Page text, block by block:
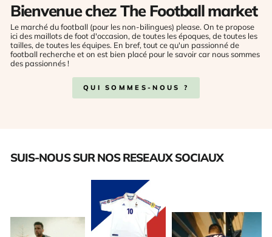
Bienvenue chez The Football market
Le marché du football (pour les non-bilingues) please. On te propose
ici des maillots de foot d'occasion, de toutes les époques, de toutes les
tailles, de toutes les équipes. En bref, tout ce qu'un passionné de
football recherche et on est bien placé pour le savoir car nous sommes
des passionnés !
QUI SOMMES-NOUS ?
SUIS-NOUS SUR NOS RESEAUX SOCIAUX